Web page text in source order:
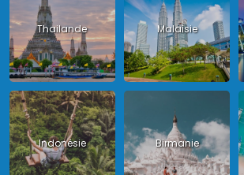
Thailande Malaisie
Indonésie Birmanie